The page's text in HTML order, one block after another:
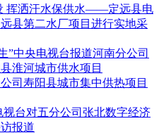
挥洒汗水保供水——定远县电
县第二水厂项目进行实地采
”中央电视台报道河南分公司
淮河城市供水项目
司寿阳县城市集中供热项目
台对五分公司张北数字经济
报道